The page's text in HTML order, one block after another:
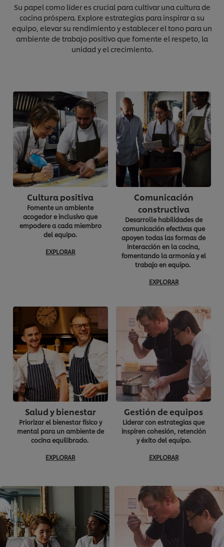
Su papel como líder es crucial para cultivar una cultura de
cocina próspera. Explore estrategias para inspirar a su
equipo, elevar su rendimiento y establecer el tono para un
ambiente de trabajo positivo que fomente el respeto, la
unidad y el crecimiento.
Cultura positiva
Fomente un ambiente
acogedor e inclusivo que
empodere a cada miembro
del equipo.
EXPLORAR
Comunicación
constructiva
Desarrolle habilidades de
comunicación efectivas que
apoyen todas las formas de
interacción en la cocina,
fomentando la armonía y el
trabajo en equipo.
EXPLORAR
Salud y bienestar
Priorizar el bienestar físico y
mental para un ambiente de
cocina equilibrado.
EXPLORAR
Gestión de equipos
Liderar con estrategias que
inspiren cohesión, retención
y éxito del equipo.
EXPLORAR